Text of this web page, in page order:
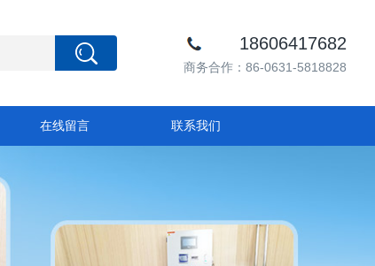
18606417682
商务合作：86-0631-5818828
在线留言 联系我们